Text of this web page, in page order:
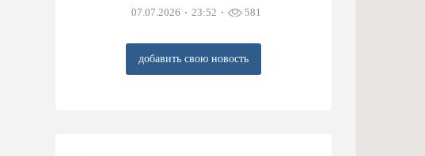
07.07.2026 23:52 581
добавить свою новость